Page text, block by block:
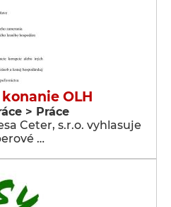
OLH
> Práce
Ceter, s.r.o. vyhlasuje
…